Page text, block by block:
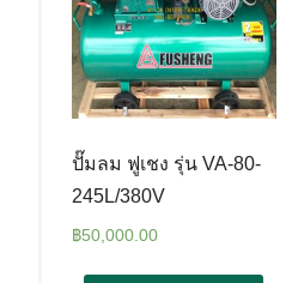
ปั๊มลม ฟูเชง รุ่น VA-80-
245L/380V
฿50,000.00